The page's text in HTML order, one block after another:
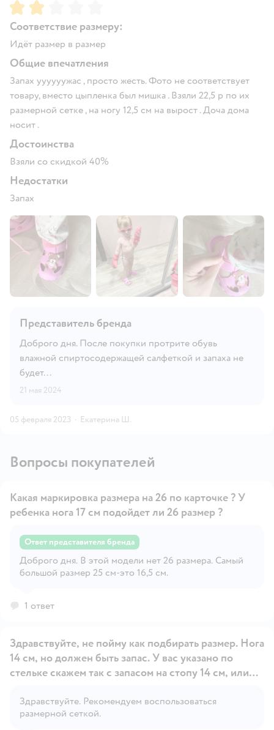
Рейтинг:
Соответствие размеру:
Идёт размер в размер
Общие впечатления
Запах уууууужас , просто жесть. Фото не соответствует
товару, вместо цыпленка был мишка . Взяли 22,5 р по их
размерной сетке , на ногу 12,5 см на вырост . Доча дома
носит .
Достоинства
Взяли со скидкой 40%
Недостатки
Запах
Представитель бренда
Доброго дня. После покупки протрите обувь
влажной спиртосодержащей салфеткой и запаха не
будет...
21 мая 2024
05 февраля 2023 · Екатерина Ш.
Вопросы покупателей
Открыть вопрос
Какая маркировка размера на 26 по карточке ? У
ребенка нога 17 см подойдет ли 26 размер ?
Ответ представителя бренда
Доброго дня. В этой модели нет 26 размера. Самый
большой размер 25 см-это 16,5 см.
1 ответ
Открыть вопрос
Здравствуйте, не пойму как подбирать размер. Нога
14 см, но должен быть запас. У вас указано по
стельке скажем так с запасом на стопу 14 см, или
Здравствуйте. Рекомендуем воспользоваться
размерной сеткой.